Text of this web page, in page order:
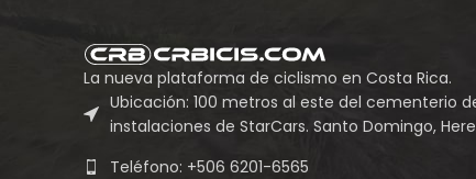
La nueva plataforma de ciclismo en Costa Rica.
Ubicación: 100 metros al este del cementerio
instalaciones de StarCars. Santo Domingo,
Teléfono: +506 6201-6565